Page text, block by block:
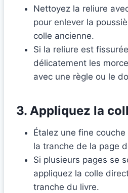
Nettoyez la reliure
pour enlever la
colle ancienne.
Si la reliure est
délicatement les
avec une règle ou le
3. Appliquez la
Étalez une fine
la tranche de la page
Si plusieurs pages se
appliquez la colle
tranche du livre.